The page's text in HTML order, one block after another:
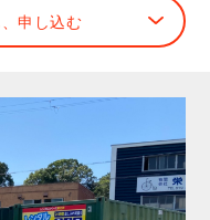
申し込む